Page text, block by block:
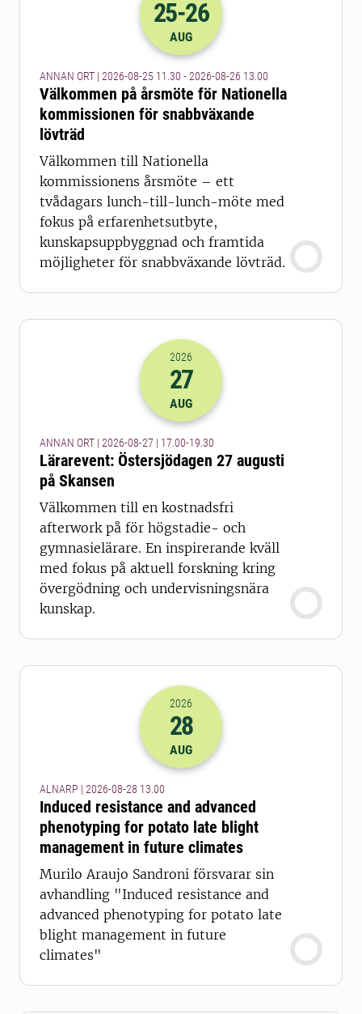
2026-25-08 09:30
25-26
AUG
ANNAN ORT | 2026-08-25 11.30 - 2026-08-26 13.00
Välkommen på årsmöte för Nationella
kommissionen för snabbväxande
lövträd
Välkommen till Nationella
kommissionens årsmöte – ett
tvådagars lunch-till-lunch-möte med
fokus på erfarenhetsutbyte,
kunskapsuppbyggnad och framtida
möjligheter för snabbväxande lövträd.
2026-27-08 15:00
2026
27
AUG
ANNAN ORT | 2026-08-27 | 17.00-19.30
Lärarevent: Östersjödagen 27 augusti
på Skansen
Välkommen till en kostnadsfri
afterwork på för högstadie- och
gymnasielärare. En inspirerande kväll
med fokus på aktuell forskning kring
övergödning och undervisningsnära
kunskap.
2026-28-08 11:00
2026
28
AUG
ALNARP | 2026-08-28 13.00
Induced resistance and advanced
phenotyping for potato late blight
management in future climates
Murilo Araujo Sandroni försvarar sin
avhandling "Induced resistance and
advanced phenotyping for potato late
blight management in future
climates"